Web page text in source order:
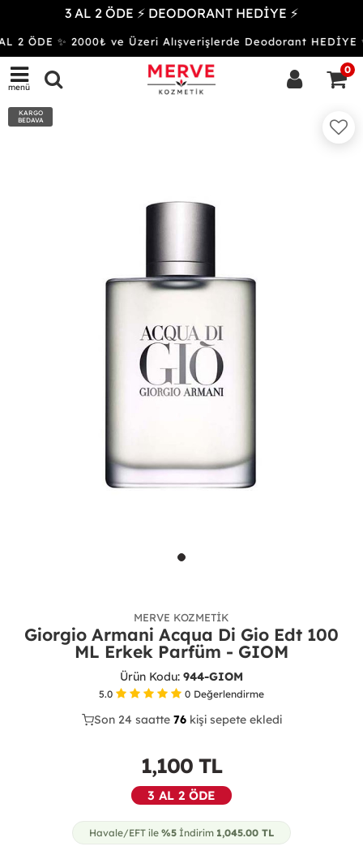
3 AL 2 ÖDE ⚡ DEODORANT HEDİYE ⚡
2 ÖDE ✨ 2000₺ ve Üzeri Alışverişlerde Deodorant HEDİYE
menü
0
KARGO
BEDAVA
MERVE KOZMETIK
Giorgio Armani Acqua Di Gio Edt 100
ML Erkek Parfüm - GIOM
Ürün Kodu: 944-GIOM
5.0 0 Değerlendirme
42
Son 24 saatte 76 kişi sepete ekledi
28
1,100 TL
3 AL 2 ÖDE
Havale/EFT ile %5 İndirim 1,045.00 TL